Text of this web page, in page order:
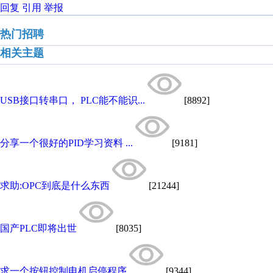
回复 引用 举报
热门招聘
相关主题
USB接口转串口， PLC能不能识... [8892]
分享一个很好的PID学习资料 ... [9181]
求助:OPC到底是什么东西 [21244]
国产PLC即将出世 [8035]
求一个按钮控制电机启停程序 [9344]